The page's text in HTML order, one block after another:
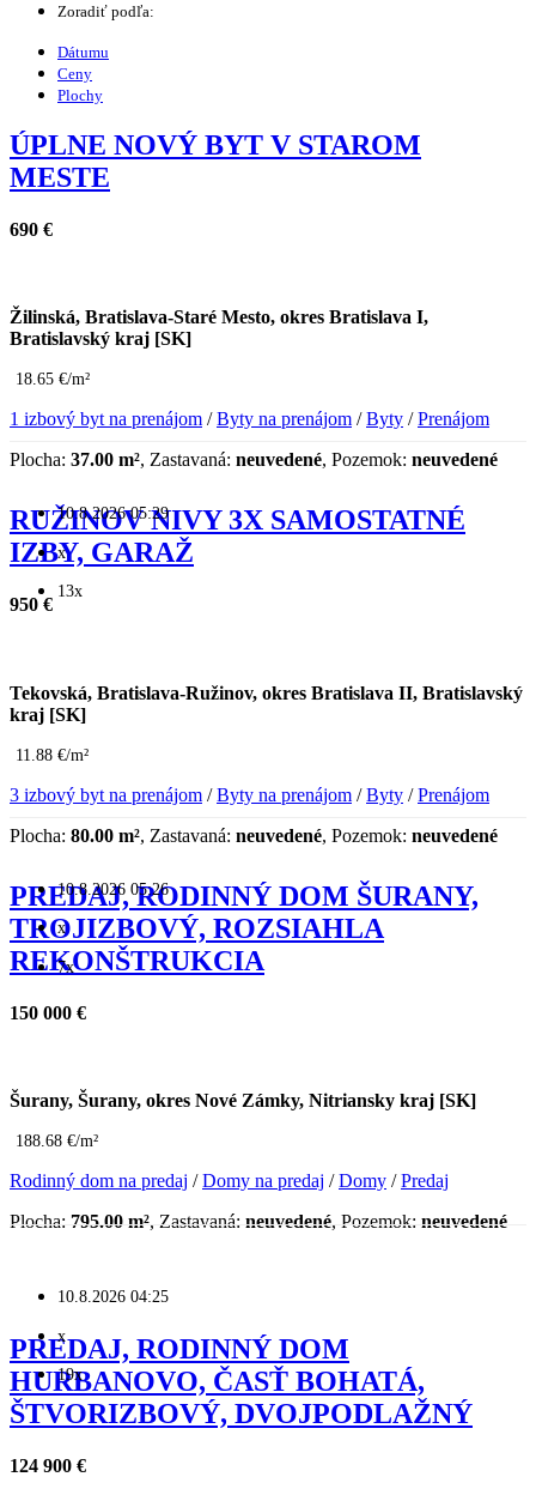
Zoradiť podľa:
Dátumu
Ceny
Plochy
ÚPLNE NOVÝ BYT V STAROM
MESTE
690 €
Žilinská, Bratislava-Staré Mesto, okres Bratislava I,
Bratislavský kraj [SK]
18.65 €/m²
1 izbový byt na prenájom /Byty na prenájom /Byty /Prenájom
Plocha: 37.00 m², Zastavaná: neuvedené, Pozemok: neuvedené
10.8.2026 05:29
x
13x
RUŽINOV NIVY 3X SAMOSTATNÉ
IZBY, GARAŽ
950 €
Tekovská, Bratislava-Ružinov, okres Bratislava II, Bratislavský
kraj [SK]
11.88 €/m²
3 izbový byt na prenájom /Byty na prenájom /Byty /Prenájom
Plocha: 80.00 m², Zastavaná: neuvedené, Pozemok: neuvedené
10.8.2026 05:26
x
7x
PREDAJ, RODINNÝ DOM ŠURANY,
TROJIZBOVÝ, ROZSIAHLA
REKONŠTRUKCIA
150 000 €
Šurany, Šurany, okres Nové Zámky, Nitriansky kraj [SK]
188.68 €/m²
Rodinný dom na predaj /Domy na predaj /Domy /Predaj
Plocha: 795.00 m², Zastavaná: neuvedené, Pozemok: neuvedené
10.8.2026 04:25
x
19x
PREDAJ, RODINNÝ DOM
HURBANOVO, ČASŤ BOHATÁ,
ŠTVORIZBOVÝ, DVOJPODLAŽNÝ
124 900 €